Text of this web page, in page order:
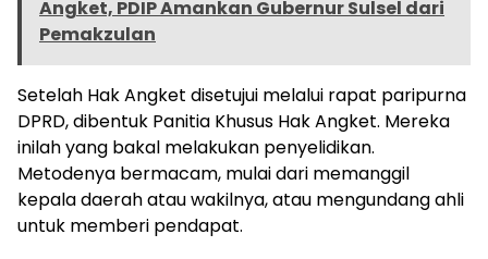
Angket, PDIP Amankan Gubernur Sulsel dari
Pemakzulan
Setelah Hak Angket disetujui melalui rapat paripurna
DPRD, dibentuk Panitia Khusus Hak Angket. Mereka
inilah yang bakal melakukan penyelidikan.
Metodenya bermacam, mulai dari memanggil
kepala daerah atau wakilnya, atau mengundang ahli
untuk memberi pendapat.